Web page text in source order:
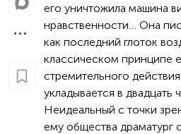
его уничтожила машина
нравственности… Она
как последний глоток
классическом принципе
стремительного
укладывается в двадцать
Неидеальный с точки
ему общества драматург